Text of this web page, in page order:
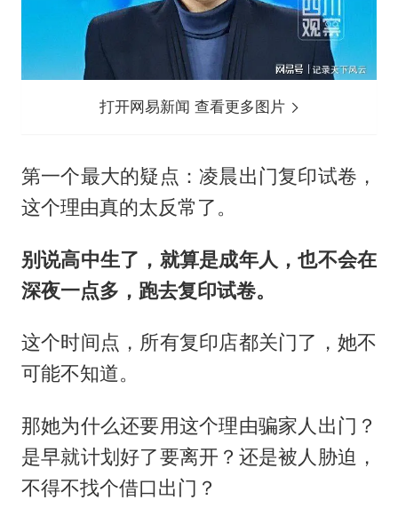
打开网易新闻 查看更多图片
第一个最大的疑点：凌晨出门复印试卷，
这个理由真的太反常了。
别说高中生了，就算是成年人，也不会在
深夜一点多，跑去复印试卷。
这个时间点，所有复印店都关门了，她不
可能不知道。
那她为什么还要用这个理由骗家人出门？
是早就计划好了要离开？还是被人胁迫，
不得不找个借口出门？